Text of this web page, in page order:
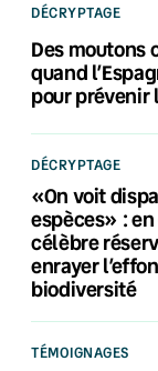
DÉCRYPTAGE
Des moutons
quand
pour prévenir
DÉCRYPTAGE
«On voit
espèces» :
célèbre
enrayer
biodiversité
TÉMOIGNAGES